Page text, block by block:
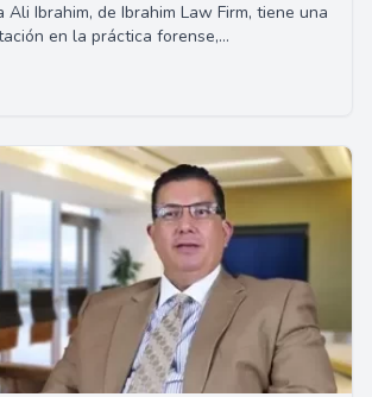
Ali Ibrahim, de Ibrahim Law Firm, tiene una
en la práctica forense,